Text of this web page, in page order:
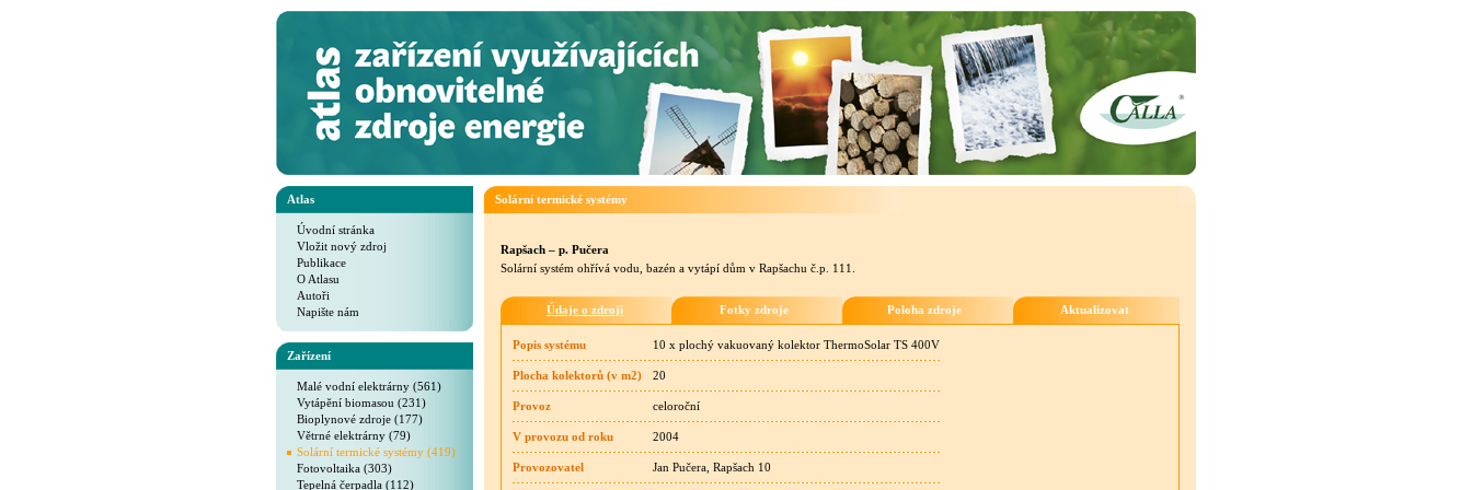
Atlas
Úvodní stránka
Vložit nový zdroj
Publikace
O Atlasu
Autoři
Napište nám
Zařízení
Malé vodní elektrárny (561)
Vytápění biomasou (231)
Bioplynové zdroje (177)
Větrné elektrárny (79)
Solární termické systémy (419)
Fotovoltaika (303)
Tepelná čerpadla (112)
Solární termické systémy
Rapšach – p. Pučera
Solární systém ohřívá vodu, bazén a vytápí dům v Rapšachu č.p. 111.
Údaje o zdroji Fotky zdroje Poloha zdroje Aktualizovat
Popis systému 10 x plochý vakuovaný kolektor ThermoSolar TS 400V
Plocha kolektorů (v m2) 20
Provoz celoroční
V provozu od roku 2004
Provozovatel Jan Pučera, Rapšach 10